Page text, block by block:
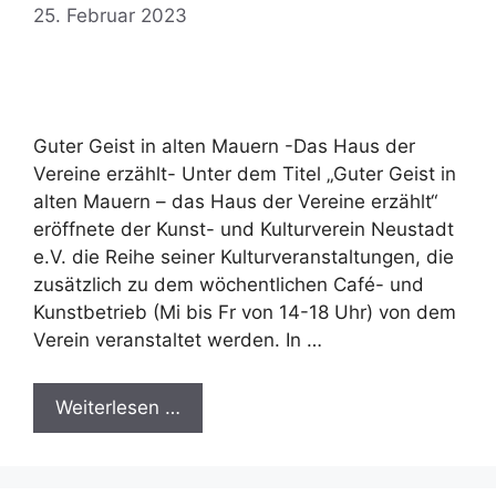
25. Februar 2023
Guter Geist in alten Mauern -Das Haus der
Vereine erzählt- Unter dem Titel „Guter Geist in
alten Mauern – das Haus der Vereine erzählt“
eröffnete der Kunst- und Kulturverein Neustadt
e.V. die Reihe seiner Kulturveranstaltungen, die
zusätzlich zu dem wöchentlichen Café- und
Kunstbetrieb (Mi bis Fr von 14-18 Uhr) von dem
Verein veranstaltet werden. In …
Weiterlesen …